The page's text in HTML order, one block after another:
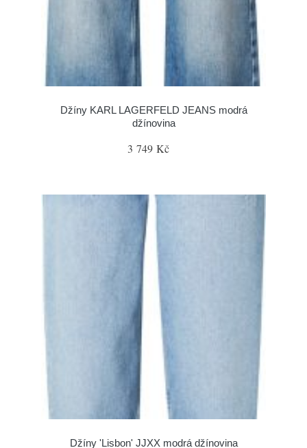
Džíny KARL LAGERFELD JEANS modrá
džínovina
3 749 Kč
Džíny 'Lisbon' JJXX modrá džínovina